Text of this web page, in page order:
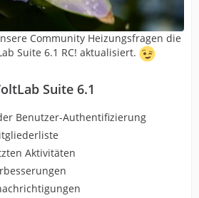
Community Heizungsfragen die
Suite 6.1 RC! aktualisiert.
Suite 6.1
Benutzer-Authentifizierung
Aktivitäten